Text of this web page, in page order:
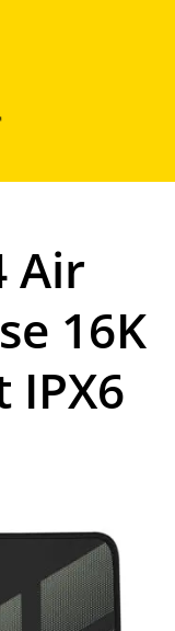
Air
16K
IPX6